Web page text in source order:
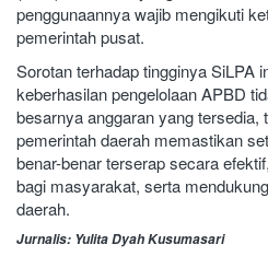
penggunaannya wajib mengikuti
pemerintah pusat.
Sorotan terhadap tingginya SiLPA
keberhasilan pengelolaan APBD
besarnya anggaran yang tersedia,
pemerintah daerah memastikan
benar-benar terserap secara
bagi masyarakat, serta
daerah.
Jurnalis: Yulita Dyah Kusumasari